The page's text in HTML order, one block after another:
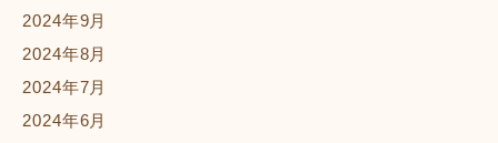
2024年9月
2024年8月
2024年7月
2024年6月